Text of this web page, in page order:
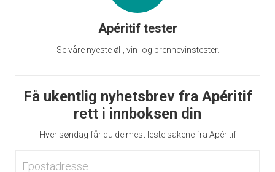
Apéritif tester
Se våre nyeste øl-, vin- og brennevinstester.
Få ukentlig nyhetsbrev fra Apéritif
rett i innboksen din
Hver søndag får du de mest leste sakene fra Apéritif